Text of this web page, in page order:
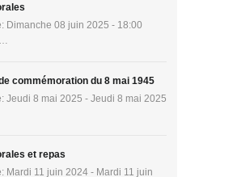
Dimanche 08 juin 2025 - 18:00
commémoration du 8 mai 1945
Jeudi 8 mai 2025 - Jeudi 8 mai 2025
et repas
Mardi 11 juin 2024 - Mardi 11 juin